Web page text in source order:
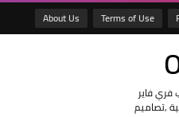
Terms of Use
About Us
فاير
,تصاميم